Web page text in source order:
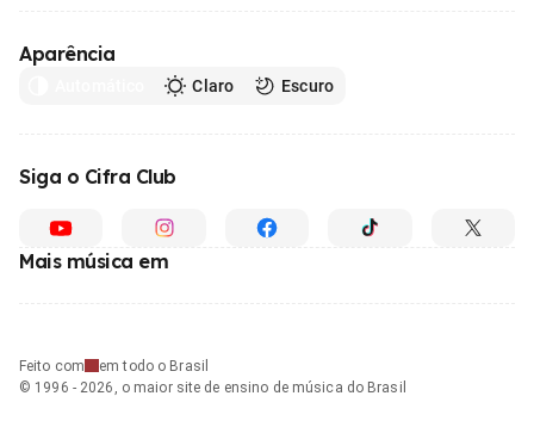
Aparência
Claro Escuro
Siga o Cifra Club
Mais música em
Feito com
em todo o Brasil
© 1996 - 2026, o maior site de ensino de música do Brasil